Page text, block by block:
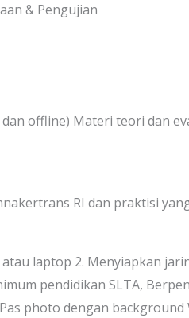
& Pengujian
offline) Materi teori dan
RI dan praktisi
laptop 2. Menyiapkan
pendidikan SLTA,
photo dengan